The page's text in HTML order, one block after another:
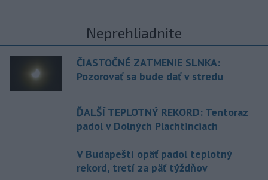
Neprehliadnite
ČIASTOČNÉ ZATMENIE SLNKA:
Pozorovať sa bude dať v stredu
ĎALŠÍ TEPLOTNÝ REKORD: Tentoraz
padol v Dolných Plachtinciach
V Budapešti opäť padol teplotný
rekord, tretí za päť týždňov